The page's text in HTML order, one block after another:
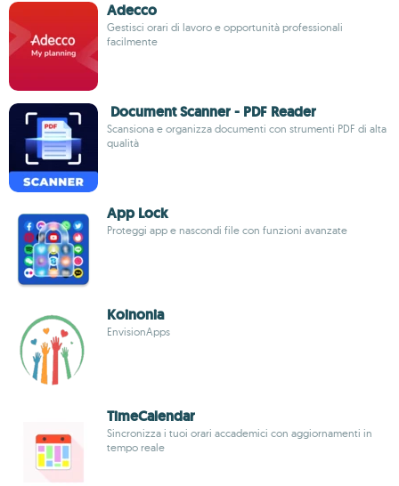
Adecco
Gestisci orari di lavoro e opportunità professionali
facilmente
Document Scanner - PDF Reader
Scansiona e organizza documenti con strumenti PDF di alta
qualità
App Lock
Proteggi app e nascondi file con funzioni avanzate
Koinonia
EnvisionApps
TimeCalendar
Sincronizza i tuoi orari accademici con aggiornamenti in
tempo reale